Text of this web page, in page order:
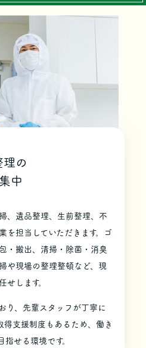
の
中
、遺品整理、生前整理、不
を担当していただきます。ゴ
・搬出、清掃・除菌・消臭
や現場の整理整頓など、現
せします。
り、先輩スタッフが丁寧に
得支援制度もあるため、働き
指せる環境です。